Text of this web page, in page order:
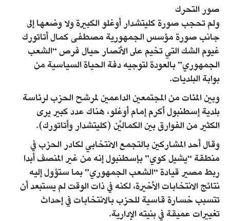
صور التحرك
ولم تحجب صورة كليتشدار أوغلو الكبيرة ولا وضعها إلى
جانب صورة مؤسس الجمهورية مصطفى كمال أتاتورك
غيوم الشك التي تخيم على الأنصار حيال فرص “الشعب
الجمهوري” بالعودة لتوجيه دفة الحياة السياسية من
بوابة البلديات.
وبين المئات من المجتمعين الداعمين لمرشح الحزب لرئاسة
بلدية إسطنبول أكرم إمام أوغلو، هناك عدد كبير يرى
الكثير من الفوارق بين الكماليْن (كليتشدار وأتاتورك).
وقال أحد المشاركين بالتجمع الانتخابي لكادر الحزب في
منطقة “يشيل كوي” بإسطنبول إنه من غير المنصف أبدا
ربط مصير قيادة “الشعب الجمهوري” بما ستؤول إليه
نتائج الانتخابات الأخيرة، لكنه في ذات الوقت لم يستبعد أن
تتسبب خسارة قاسية للحزب بالانتخابات في إحداث
تغييرات عميقة في بنيته الإدارية.